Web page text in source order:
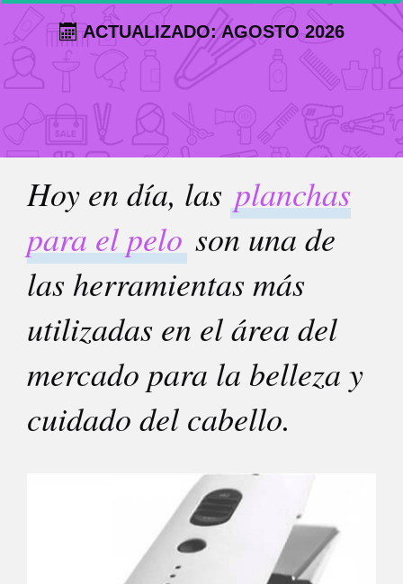
ACTUALIZADO: AGOSTO 2026
Hoy en día, las planchas
para el pelo son una de
las herramientas más
utilizadas en el área del
mercado para la belleza y
cuidado del cabello.